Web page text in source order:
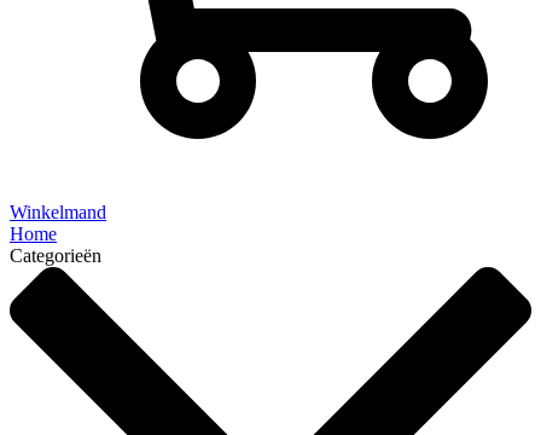
Winkelmand
Home
Categorieën